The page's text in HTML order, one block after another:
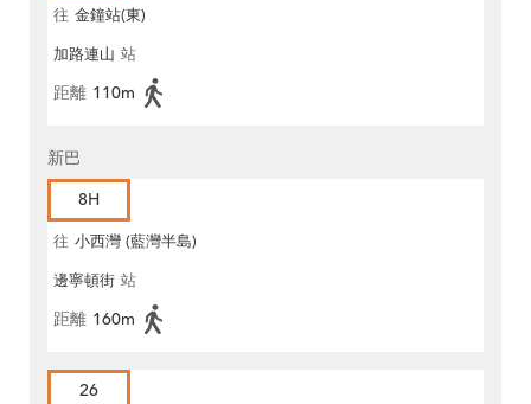
往 金鐘站(東)
加路連山 站
距離 110m
新巴
8H
往 小西灣 (藍灣半島)
邊寧頓街 站
距離 160m
26